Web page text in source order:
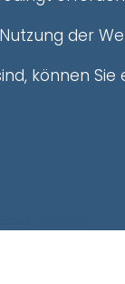
der
können Sie